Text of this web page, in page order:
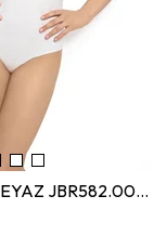
Kadın 6'lı Zıbın BEYAZ JBR582.0006